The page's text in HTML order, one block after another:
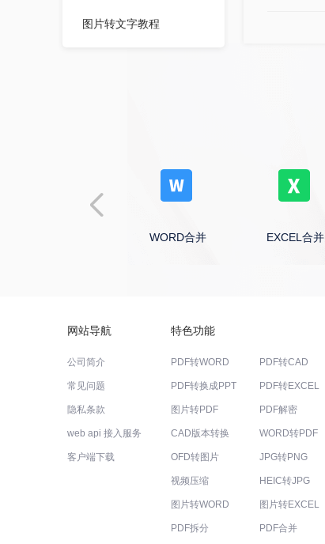
图片转文字教程
图片转WORD教程
OFD转图片教程
PDF转TXT教程
WORD合并 EXCEL合并
网站导航
公司简介
常见问题
隐私条款
web api 接入服务
客户端下载
特色功能
PDF转WORD PDF转CAD
PDF转换成PPT PDF转EXCEL
图片转PDF PDF解密
CAD版本转换 WORD转PDF
OFD转图片 JPG转PNG
视频压缩 HEIC转JPG
图片转WORD 图片转EXCEL
PDF拆分 PDF合并